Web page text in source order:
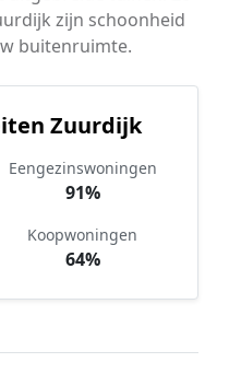
zijn schoonheid
buitenruimte.
Zuurdijk
Eengezinswoningen
91%
Koopwoningen
64%